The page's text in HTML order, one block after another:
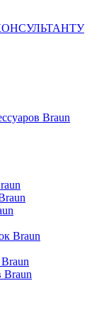
КОНСУЛЬТАНТУ
Braun
Braun